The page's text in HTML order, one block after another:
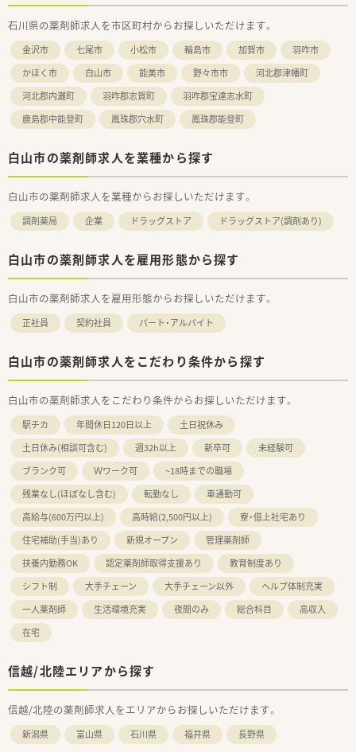
石川県の薬剤師求人を市区町村からお探しいただけます。
金沢市 七尾市 小松市 輪島市 加賀市
羽咋市
かほく市
白山市 能美市 野々市市
河北郡津幡町
河北郡内灘町
羽咋郡志賀町
羽咋郡宝達志水町
鹿島郡中能登町
鳳珠郡穴水町 鳳珠郡能登町
白山市の薬剤師求人を業種から探す
白山市の薬剤師求人を業種からお探しいただけます。
調剤薬局 企業 ドラッグストア ドラッグストア(調剤あり)
白山市の薬剤師求人を雇用形態から探す
白山市の薬剤師求人を雇用形態からお探しいただけます。
正社員 契約社員 パート・アルバイト
白山市の薬剤師求人をこだわり条件から探す
白山市の薬剤師求人をこだわり条件からお探しいただけます。
駅チカ 年間休日120日以上
土日祝休み
土日休み(相談可含む)
週32h以上 新卒可
未経験可
ブランク可
Ｗワーク可
~18時までの職場
残業なし(ほぼなし含む)
転勤なし
車通勤可
高給与(600万円以上)
高時給(2,500円以上)
寮・借上社宅あり
住宅補助(手当)あり
新規オープン
管理薬剤師
扶養内勤務OK
認定薬剤師取得支援あり
教育制度あり
シフト制
大手チェーン 大手チェーン以外
ヘルプ体制充実
一人薬剤師
生活環境充実 夜間のみ 総合科目
高収入
在宅
信越/北陸エリアから探す
信越/北陸の薬剤師求人をエリアからお探しいただけます。
新潟県 富山県 石川県 福井県 長野県